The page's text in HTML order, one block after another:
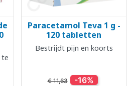
te
Paracetamol Teva 1 g -
120 tabletten
Bestrijdt pijn en koorts
€ 11,63 -16%